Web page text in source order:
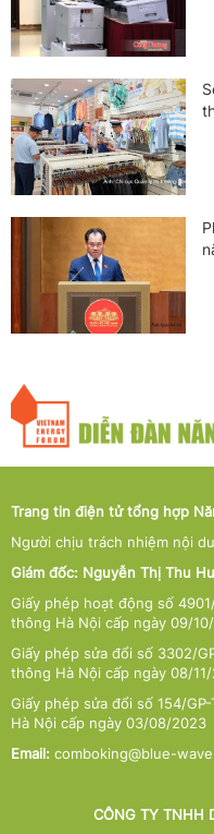
Trang tin điện tử tổng hợp
Người chịu trách nhiệm nội
Giám đốc: Nguyễn Thị Thu
Giấy phép hoạt động số
thông Hà Nội cấp ngày 09/
Giấy phép sửa đổi số 3302/
thông Hà Nội cấp ngày 08/
Giấy phép sửa đổi số 154/
Hà Nội cấp ngày 03/08/2023
Email: comboking@blue-
CÔNG TY TNHH